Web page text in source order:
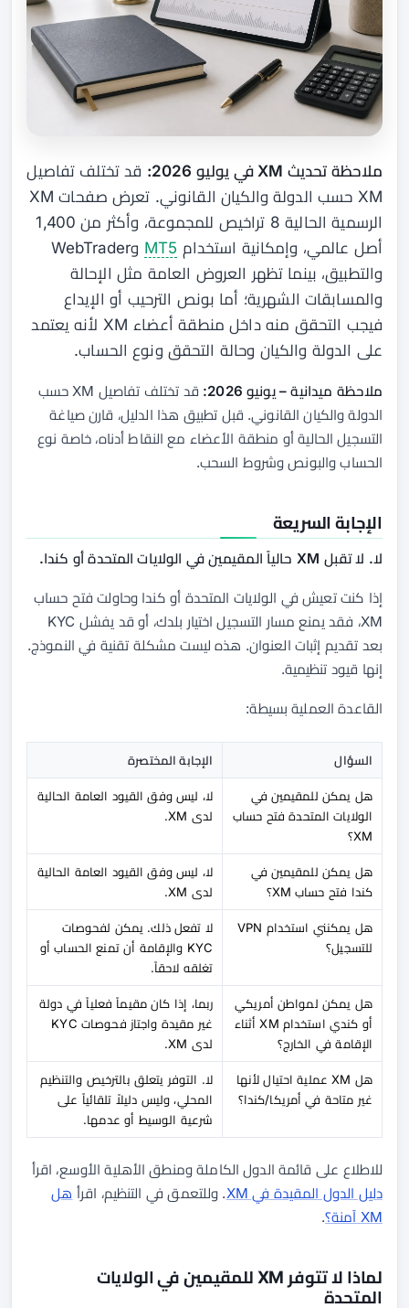
ملاحظة تحديث XM في يوليو 2026:
قد تختلف تفاصيل
XM حسب الدولة والكيان القانوني. تعرض صفحات XM
الرسمية الحالية 8 تراخيص للمجموعة، وأكثر من 1,400
أصل عالمي، وإمكانية استخدام MT5
وWebTrader
والتطبيق، بينما تظهر العروض العامة مثل الإحالة
والمسابقات الشهرية؛ أما بونص الترحيب أو الإيداع
فيجب التحقق منه داخل منطقة أعضاء XM لأنه يعتمد
على الدولة والكيان وحالة التحقق ونوع الحساب.
ملاحظة ميدانية – يونيو 2026:
قد تختلف تفاصيل XM حسب
الدولة والكيان القانوني. قبل تطبيق هذا الدليل، قارن صياغة
التسجيل الحالية أو منطقة الأعضاء مع النقاط أدناه، خاصة نوع
الحساب والبونص وشروط السحب.
الإجابة السريعة
لا. لا تقبل XM حالياً المقيمين في الولايات المتحدة أو كندا.
إذا كنت تعيش في الولايات المتحدة أو كندا وحاولت فتح حساب
XM، فقد يمنع مسار التسجيل اختيار بلدك، أو قد يفشل KYC
بعد تقديم إثبات العنوان. هذه ليست مشكلة تقنية في النموذج.
إنها قيود تنظيمية.
القاعدة العملية بسيطة:
السؤال الإجابة المختصرة
هل يمكن للمقيمين في
الولايات المتحدة فتح حساب
XM؟
لا، ليس وفق القيود العامة الحالية
لدى XM.
هل يمكن للمقيمين في
كندا فتح حساب XM؟
لا، ليس وفق القيود العامة الحالية
لدى XM.
هل يمكنني استخدام VPN
للتسجيل؟
لا تفعل ذلك. يمكن لفحوصات
KYC والإقامة أن تمنع الحساب أو
تغلقه لاحقاً.
هل يمكن لمواطن أمريكي
أو كندي استخدام XM أثناء
الإقامة في الخارج؟
ربما، إذا كان مقيماً فعلياً في دولة
غير مقيدة واجتاز فحوصات KYC
لدى XM.
هل XM عملية احتيال لأنها
غير متاحة في أمريكا/كندا؟
لا. التوفر يتعلق بالترخيص والتنظيم
المحلي، وليس دليلاً تلقائياً على
شرعية الوسيط أو عدمها.
للاطلاع على قائمة الدول الكاملة ومنطق الأهلية الأوسع، اقرأ
دليل الدول المقيدة في XM
. وللتعمق في التنظيم، اقرأ هل
XM آمنة؟
.
لماذا لا تتوفر XM للمقيمين في الولايات
المتحدة